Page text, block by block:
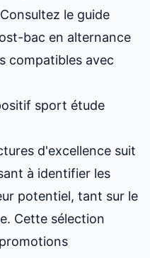
le guide
bac en alternance
compatibles avec
sport étude
d'excellence suit
à identifier les
potentiel, tant sur le
Cette sélection